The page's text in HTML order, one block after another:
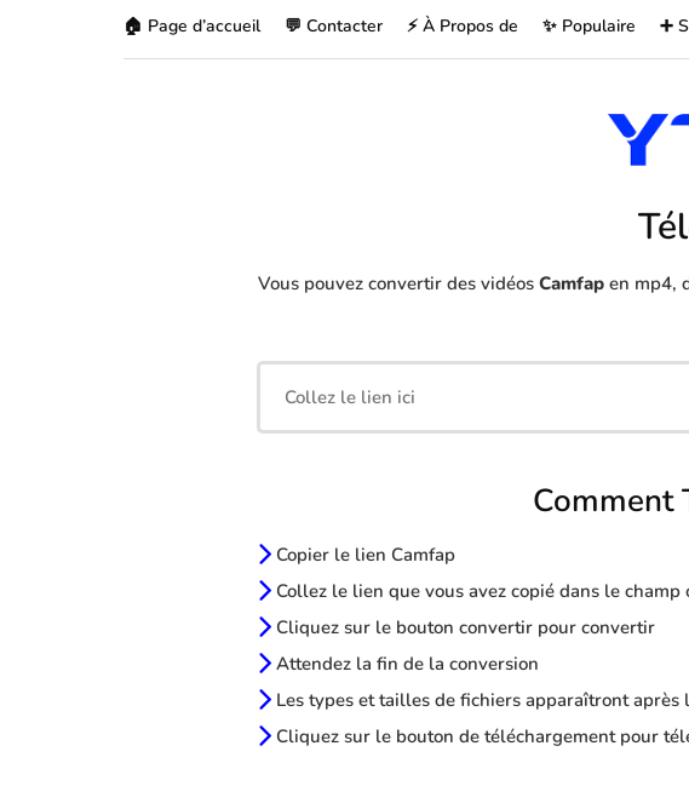
🏠 Page d’accueil 💬 Contacter ⚡ À Propos de ✨ Populaire ➕
Vous pouvez convertir des vidéos Camfap en mp4,
Comment
Copier le lien Camfap
Collez le lien que vous avez copié dans le champ
Cliquez sur le bouton convertir pour convertir
Attendez la fin de la conversion
Les types et tailles de fichiers apparaîtront après
Cliquez sur le bouton de téléchargement pour